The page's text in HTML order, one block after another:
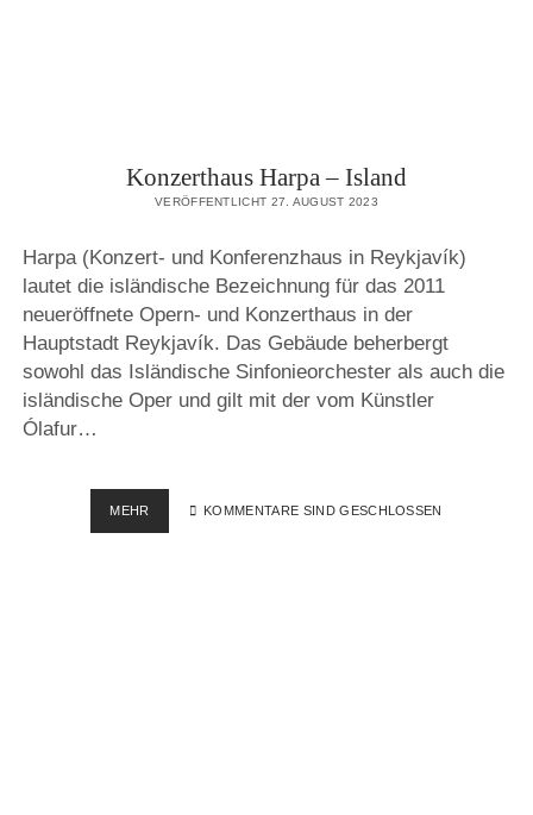
Konzerthaus Harpa – Island
VERÖFFENTLICHT 27. AUGUST 2023
Harpa (Konzert- und Konferenzhaus in Reykjavík)
lautet die isländische Bezeichnung für das 2011
neueröffnete Opern- und Konzerthaus in der
Hauptstadt Reykjavík. Das Gebäude beherbergt
sowohl das Isländische Sinfonieorchester als auch die
isländische Oper und gilt mit der vom Künstler
Ólafur…
MEHR KONZERTHAUS
HARPA
KOMMENTARE SIND GESCHLOSSEN